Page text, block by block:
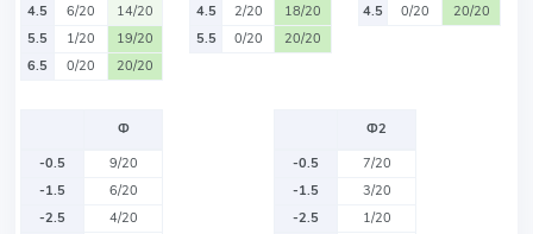
4.5
6/20
14/20
5.5
1/20
19/20
6.5
0/20 20/20
4.5
2/20
18/20
5.5
0/20 20/20
4.5
0/20 20/20
Ф
-0.5
9/20
-1.5
6/20
-2.5
4/20
Ф2
-0.5
7/20
-1.5
3/20
-2.5
1/20